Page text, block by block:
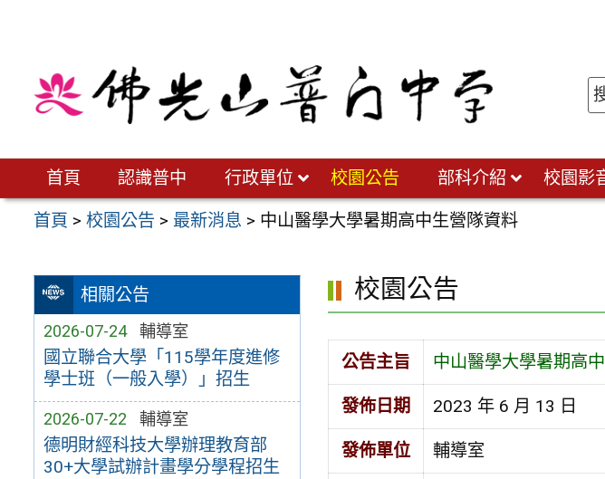
首頁 認識普中 行政單位 校園公告 部科介紹 校園影
首頁 >校園公告 > 最新消息 > 中山醫學大學暑期高中生營隊資料
相關公告
2026-07-24 輔導室
國立聯合大學「115學年度進修
學士班（一般入學）」招生
2026-07-22 輔導室
德明財經科技大學辦理教育部
30+大學試辦計畫學分學程招生
校園公告
公告主旨 中山醫學大學暑期高
發佈日期 2023 年 6 月 13 日
發佈單位 輔導室